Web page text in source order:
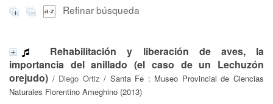
Refinar búsqueda
Rehabilitación y liberación de aves, la
importancia del anillado (el caso de un Lechuzón
orejudo) / Diego Ortiz / Santa Fe : Museo Provincial de Ciencias
Naturales Florentino Ameghino (2013)